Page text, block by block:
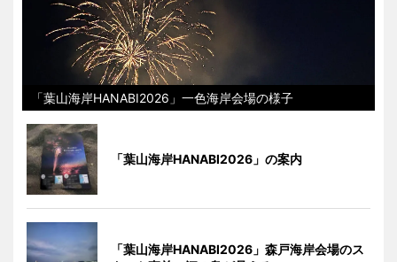
「葉山海岸HANABI2026」一色海岸会場の様子
「葉山海岸HANABI2026」の案内
「葉山海岸HANABI2026」森戸海岸会場のス